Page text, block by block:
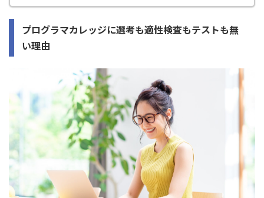
プログラマカレッジに選考も適性検査もテストも無
い理由